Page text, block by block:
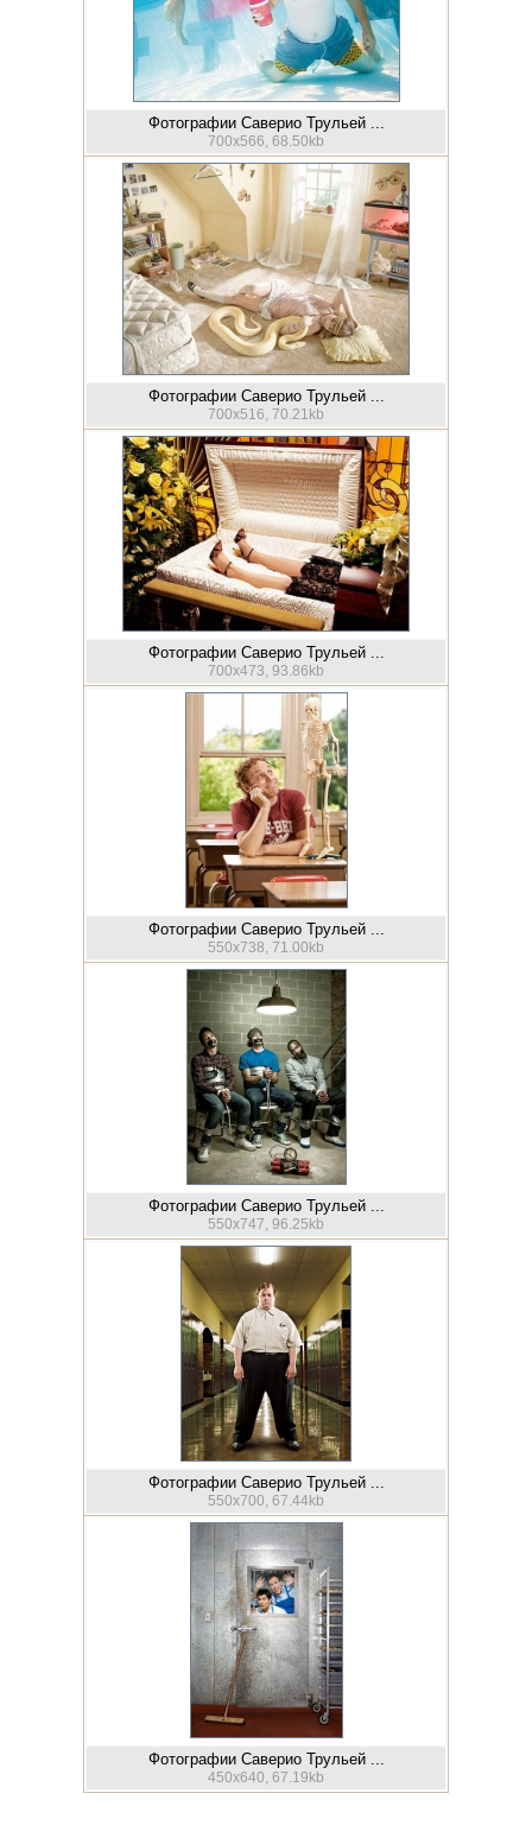
Фотографии Саверио Трульей ...
700x566, 68.50kb
Фотографии Саверио Трульей ...
700x516, 70.21kb
Фотографии Саверио Трульей ...
700x473, 93.86kb
Фотографии Саверио Трульей ...
550x738, 71.00kb
Фотографии Саверио Трульей ...
550x747, 96.25kb
Фотографии Саверио Трульей ...
550x700, 67.44kb
Фотографии Саверио Трульей ...
450x640, 67.19kb